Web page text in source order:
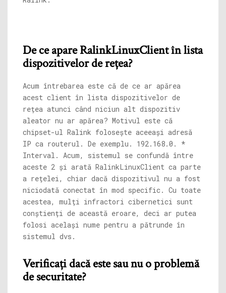
De ce apare RalinkLinuxClient în lista
dispozitivelor de rețea?
Acum întrebarea este că de ce ar apărea
acest client în lista dispozitivelor de
rețea atunci când niciun alt dispozitiv
aleator nu ar apărea? Motivul este că
chipset-ul Ralink folosește aceeași adresă
IP ca routerul. De exemplu. 192.168.0. *
Interval. Acum, sistemul se confundă între
aceste 2 și arată RalinkLinuxClient ca parte
a rețelei, chiar dacă dispozitivul nu a fost
niciodată conectat în mod specific. Cu toate
acestea, mulți infractori cibernetici sunt
conștienți de această eroare, deci ar putea
folosi același nume pentru a pătrunde în
sistemul dvs.
Verificați dacă este sau nu o problemă
de securitate?